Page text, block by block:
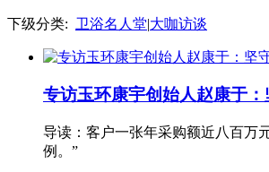
下级分类: 卫浴名人堂|大咖访谈
专访玉环康宇创始人赵康于
导读：客户一张年采购额近八百万
例。”